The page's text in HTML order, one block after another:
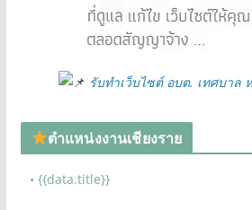
รับทำเว็บไซต์ อบต. เทศบาล
ตำแหน่งงานเชียงราย
• {{data.title}}